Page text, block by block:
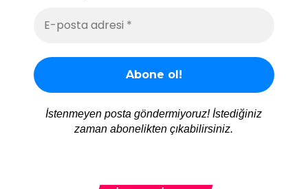
İstenmeyen posta göndermiyoruz! İstediğiniz
zaman abonelikten çıkabilirsiniz.